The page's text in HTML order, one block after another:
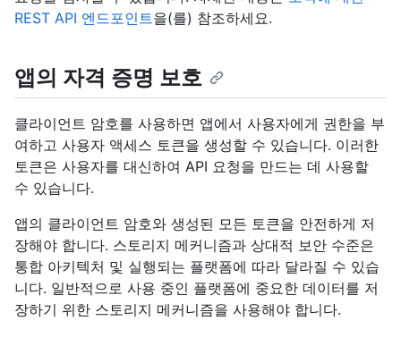
REST API 엔드포인트을(를) 참조하세요.
앱의 자격 증명 보호
클라이언트 암호를 사용하면 앱에서 사용자에게 권한을 부
여하고 사용자 액세스 토큰을 생성할 수 있습니다. 이러한
토큰은 사용자를 대신하여 API 요청을 만드는 데 사용할
수 있습니다.
앱의 클라이언트 암호와 생성된 모든 토큰을 안전하게 저
장해야 합니다. 스토리지 메커니즘과 상대적 보안 수준은
통합 아키텍처 및 실행되는 플랫폼에 따라 달라질 수 있습
니다. 일반적으로 사용 중인 플랫폼에 중요한 데이터를 저
장하기 위한 스토리지 메커니즘을 사용해야 합니다.